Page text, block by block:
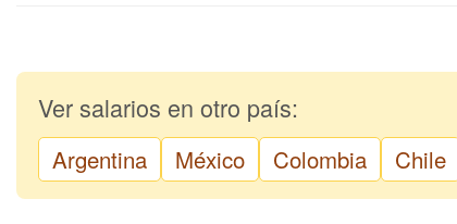
Ver salarios en otro país:
Argentina México Colombia Chile